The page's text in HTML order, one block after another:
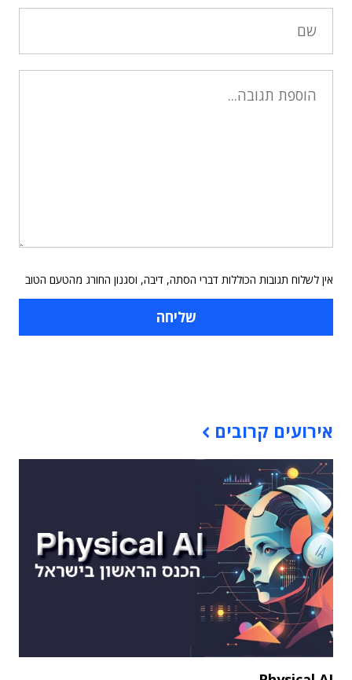
אין לשלוח תגובות הכוללות דברי הסתה, דיבה, וסגנון החורג מהטעם הטוב
אירועים קרובים